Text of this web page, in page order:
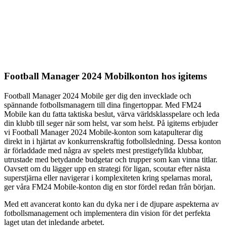
Football Manager 2024 Mobilkonton hos igitems
Football Manager 2024 Mobile ger dig den invecklade och
spännande fotbollsmanagern till dina fingertoppar. Med FM24
Mobile kan du fatta taktiska beslut, värva världsklasspelare och leda
din klubb till seger när som helst, var som helst. På igitems erbjuder
vi Football Manager 2024 Mobile-konton som katapulterar dig
direkt in i hjärtat av konkurrenskraftig fotbollsledning. Dessa konton
är förladdade med några av spelets mest prestigefyllda klubbar,
utrustade med betydande budgetar och trupper som kan vinna titlar.
Oavsett om du lägger upp en strategi för ligan, scoutar efter nästa
superstjärna eller navigerar i komplexiteten kring spelarnas moral,
ger våra FM24 Mobile-konton dig en stor fördel redan från början.
Med ett avancerat konto kan du dyka ner i de djupare aspekterna av
fotbollsmanagement och implementera din vision för det perfekta
laget utan det inledande arbetet.